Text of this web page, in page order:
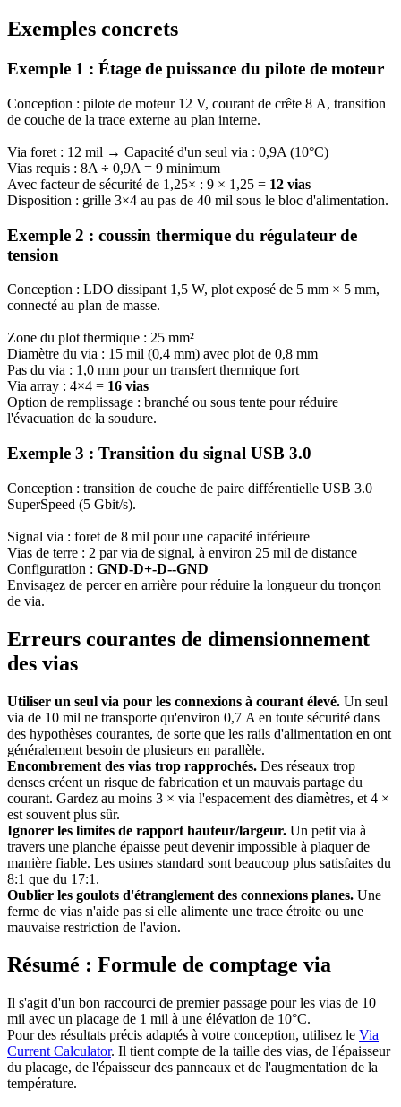
Exemples concrets
Exemple 1 : Étage de puissance du pilote de moteur
Conception : pilote de moteur 12 V, courant de crête 8 A, transition
de couche de la trace externe au plan interne.
Via foret : 12 mil → Capacité d'un seul via : 0,9A (10°C)
Vias requis : 8A ÷ 0,9A = 9 minimum
Avec facteur de sécurité de 1,25× : 9 × 1,25 = 12 vias
Disposition : grille 3×4 au pas de 40 mil sous le bloc d'alimentation.
Exemple 2 : coussin thermique du régulateur de
tension
Conception : LDO dissipant 1,5 W, plot exposé de 5 mm × 5 mm,
connecté au plan de masse.
Zone du plot thermique : 25 mm²
Diamètre du via : 15 mil (0,4 mm) avec plot de 0,8 mm
Pas du via : 1,0 mm pour un transfert thermique fort
Via array : 4×4 = 16 vias
Option de remplissage : branché ou sous tente pour réduire
l'évacuation de la soudure.
Exemple 3 : Transition du signal USB 3.0
Conception : transition de couche de paire différentielle USB 3.0
SuperSpeed ​​(5 Gbit/s).
Signal via : foret de 8 mil pour une capacité inférieure
Vias de terre : 2 par via de signal, à environ 25 mil de distance
Configuration : GND-D+-D--GND
Envisagez de percer en arrière pour réduire la longueur du tronçon
de via.
Erreurs courantes de dimensionnement
des vias
Utiliser un seul via pour les connexions à courant élevé. Un seul
via de 10 mil ne transporte qu'environ 0,7 A en toute sécurité dans
des hypothèses courantes, de sorte que les rails d'alimentation en ont
généralement besoin de plusieurs en parallèle.
Encombrement des vias trop rapprochés. Des réseaux trop
denses créent un risque de fabrication et un mauvais partage du
courant. Gardez au moins 3 × via l'espacement des diamètres, et 4 ×
est souvent plus sûr.
Ignorer les limites de rapport hauteur/largeur. Un petit via à
travers une planche épaisse peut devenir impossible à plaquer de
manière fiable. Les usines standard sont beaucoup plus satisfaites du
8:1 que du 17:1.
Oublier les goulots d'étranglement des connexions planes. Une
ferme de vias n'aide pas si elle alimente une trace étroite ou une
mauvaise restriction de l'avion.
Résumé : Formule de comptage via
Il s'agit d'un bon raccourci de premier passage pour les vias de 10
mil avec un placage de 1 mil à une élévation de 10°C.
Pour des résultats précis adaptés à votre conception, utilisez le Via
Current Calculator. Il tient compte de la taille des vias, de l'épaisseur
du placage, de l'épaisseur des panneaux et de l'augmentation de la
température.